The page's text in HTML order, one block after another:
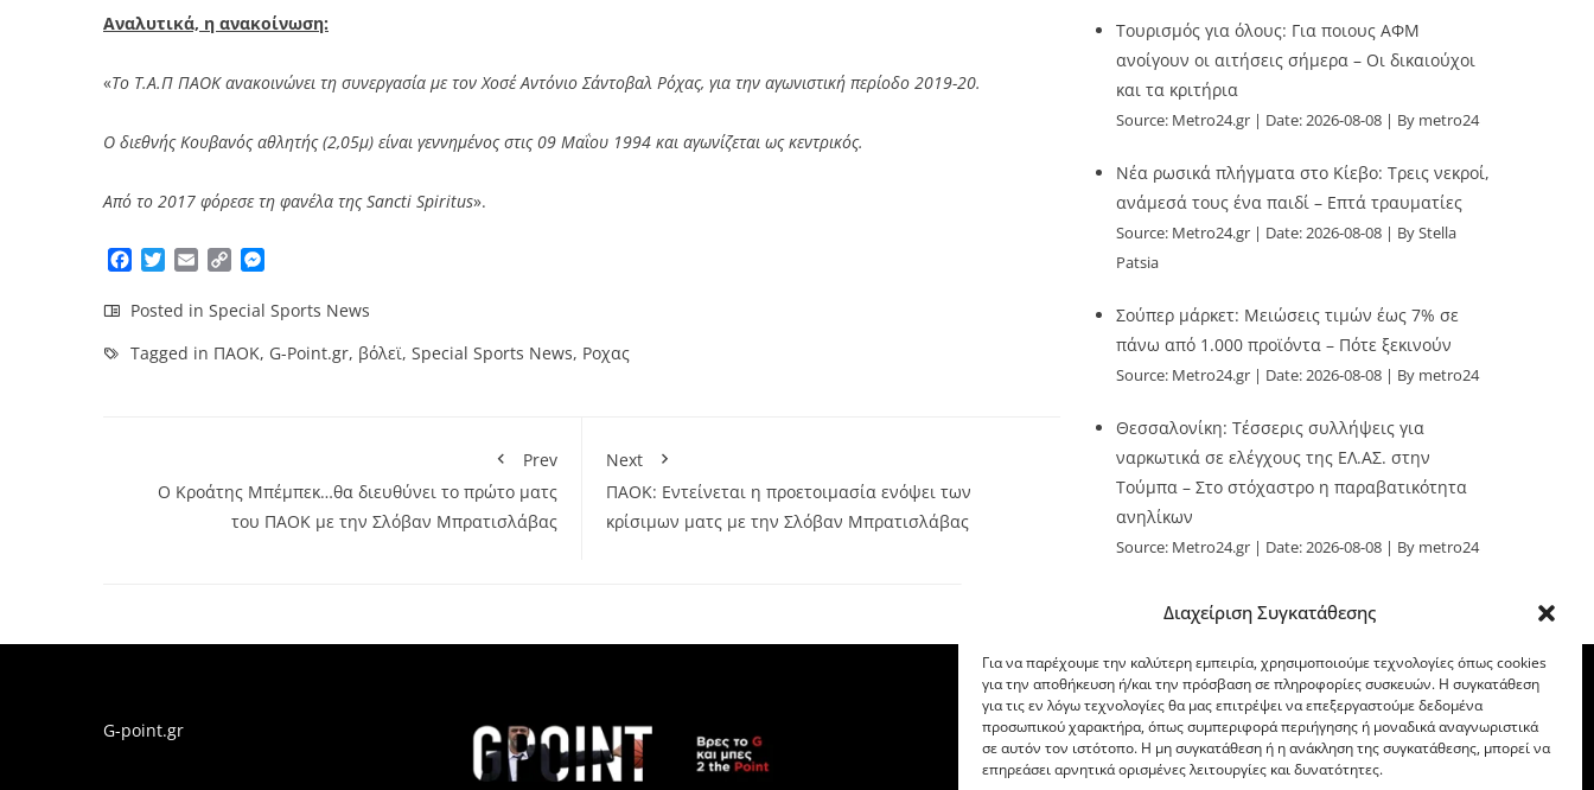
Διαχείριση Συγκατάθεσης
Για να παρέχουμε την καλύτερη εμπειρία, χρησιμοποιούμε τεχνολογίες όπως cookies
για την αποθήκευση ή/και την πρόσβαση σε πληροφορίες συσκευών. Η συγκατάθεση
για τις εν λόγω τεχνολογίες θα μας επιτρέψει να επεξεργαστούμε δεδομένα
προσωπικού χαρακτήρα, όπως συμπεριφορά περιήγησης ή μοναδικά αναγνωριστικά
σε αυτόν τον ιστότοπο. Η μη συγκατάθεση ή η ανάκληση της συγκατάθεσης, μπορεί να
επηρεάσει αρνητικά ορισμένες λειτουργίες και δυνατότητες.
Αναλυτικά, η ανακοίνωση:
«Το Τ.Α.Π ΠΑΟΚ ανακοινώνει τη συνεργασία με τον Χοσέ Αντόνιο Σάντοβαλ Ρόχας, για την αγωνιστική περίοδο 2019-20.
Ο διεθνής Κουβανός αθλητής (2,05μ) είναι γεννημένος στις 09 Μαΐου 1994 και αγωνίζεται ως κεντρικός.
Από το 2017 φόρεσε τη φανέλα της Sancti Spiritus».
Facebook
TwitterEmailCopy
Posted in Special Sports News
Tagged in ΠΑΟΚ, G-Point.gr, βόλεϊ, Special Sports News, Ροχας
Prev
Ο Kροάτης Μπέμπεκ…θα διευθύνει το πρώτο ματς
του ΠΑΟΚ με την Σλόβαν Μπρατισλάβας
Next
ΠΑΟΚ: Εντείνεται η προετοιμασία ενόψει των
κρίσιμων ματς με την Σλόβαν Μπρατισλάβας
Τουρισμός για όλους: Για ποιους ΑΦΜ
ανοίγουν οι αιτήσεις σήμερα – Οι δικαιούχοι
και τα κριτήρια
Source: Metro24.gr Date: 2026-08-08 By metro24
Νέα ρωσικά πλήγματα στο Κίεβο: Τρεις νεκροί,
ανάμεσά τους ένα παιδί – Επτά τραυματίες
Source: Metro24.gr Date: 2026-08-08
By Stella
Patsia
Σούπερ μάρκετ: Μειώσεις τιμών έως 7% σε
πάνω από 1.000 προϊόντα – Πότε ξεκινούν
Source: Metro24.gr Date: 2026-08-08 By metro24
Θεσσαλονίκη: Τέσσερις συλλήψεις για
ναρκωτικά σε ελέγχους της ΕΛ.ΑΣ. στην
Τούμπα – Στο στόχαστρο η παραβατικότητα
ανηλίκων
Source: Metro24.gr Date: 2026-08-08 By metro24
G-point.gr